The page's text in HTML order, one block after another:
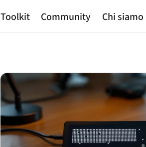
Toolkit Community Chi siamo